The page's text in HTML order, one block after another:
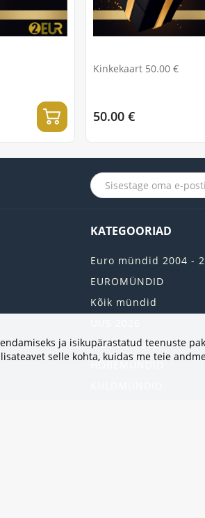
Kinkekaart 50.00 €
50.00 €
KATEGOORIAD
Euro mündid 2004 -
EUROMÜNDID
Kõik mündid
2 EURO RULLI
HÕBEMÜNDID
ja isikupärastatud teenuste
selle kohta, kuidas me teie